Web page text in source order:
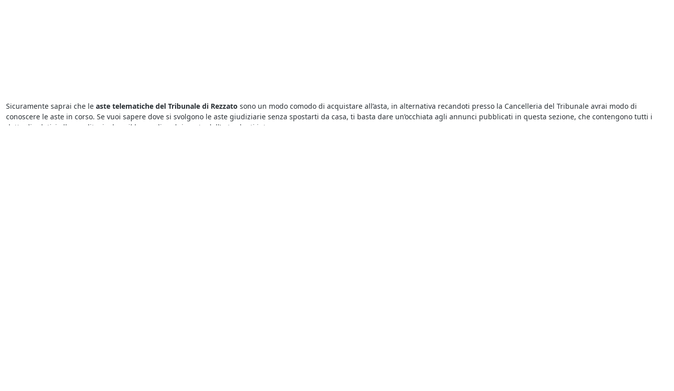
Sicuramente saprai che le aste telematiche del Tribunale di Rezzato sono un modo comodo di acquistare all’asta, in alternativa recandoti presso la Cancelleria del Tribunale avrai modo di
conoscere le aste in corso. Se vuoi sapere dove si svolgono le aste giudiziarie senza spostarti da casa, ti basta dare un’occhiata agli annunci pubblicati in questa sezione, che contengono tutti i
dettagli relativi alla vendita, incluso il luogo di svolgimento dell’asta che ti interessa.